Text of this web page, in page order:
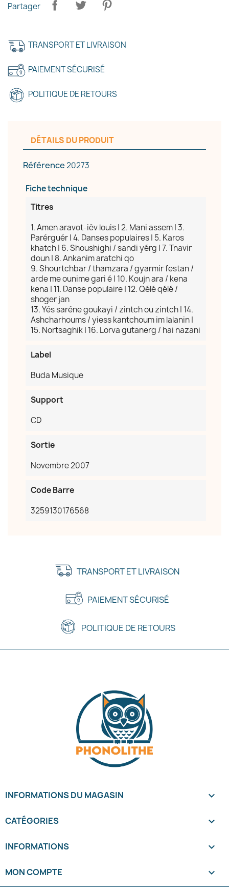
Partager
TRANSPORT ET LIVRAISON
PAIEMENT SÉCURISÉ
POLITIQUE DE RETOURS
DÉTAILS DU PRODUIT
Référence20273
Fiche technique
Titres
1. Amen aravot-ièv louis | 2. Mani assem | 3.
Parérguér | 4. Danses populaires | 5. Karos
khatch | 6. Shoushighi / sandi yérg | 7. Tnavir
doun | 8. Ankanim aratchi qo
9. Shourtchbar / thamzara / gyarmir festan /
arde me ounime gari é | 10. Koujn ara / kena
kena | 11. Danse populaire | 12. Qélé qélé /
shoger jan
13. Yés saréne goukayi / zintch ou zintch | 14.
Ashcharhoums / yiess kantchoum im lalanin |
15. Nortsaghik | 16. Lorva gutanerg / hai nazani
Label
Buda Musique
Support
CD
Sortie
Novembre 2007
Code Barre
3259130176568
Créer une liste d'envies
Nom de la liste d'envies
TRANSPORT ET LIVRAISON
PAIEMENT SÉCURISÉ
POLITIQUE DE RETOURS
INFORMATIONS DU MAGASIN keyboard_arrow_down
CATÉGORIES 
INFORMATIONS 
MON COMPTE 